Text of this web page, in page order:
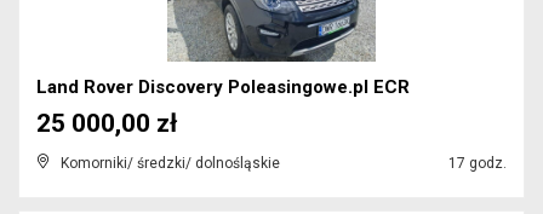
Land Rover Discovery Poleasingowe.pl ECR
Komorniki/ średzki/ dolnośląskie 17 godz.
25 000,00 zł